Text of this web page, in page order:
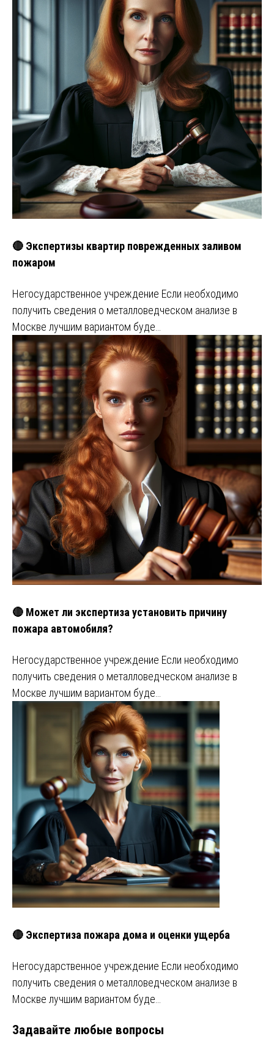
🔴 Экспертизы квартир поврежденных заливом
пожаром
Негосударственное учреждение Если необходимо
получить сведения о металловедческом анализе в
Москве лучшим вариантом буде…
🔴 Может ли экспертиза установить причину
пожара автомобиля?
Негосударственное учреждение Если необходимо
получить сведения о металловедческом анализе в
Москве лучшим вариантом буде…
🔴 Экспертиза пожара дома и оценки ущерба
Негосударственное учреждение Если необходимо
получить сведения о металловедческом анализе в
Москве лучшим вариантом буде…
Задавайте любые вопросы